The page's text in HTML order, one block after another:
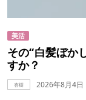
美活
その“白髪ぼか
すか？
杏樹 2026年8月4日